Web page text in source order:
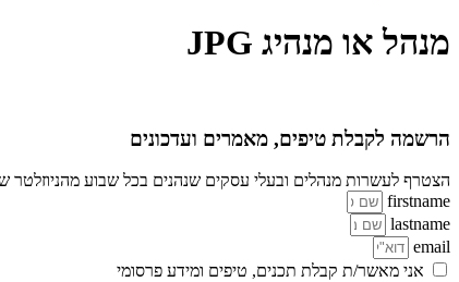
מנהל או מנהיג JPG
הרשמה לקבלת טיפים, מאמרים ועדכונים
הצטרף לעשרות מנהלים ובעלי עסקים שנהנים בכל שבוע מהניוזלטר
firstname
lastname
email
אני מאשר/ת קבלת תכנים, טיפים ומידע פרסומי